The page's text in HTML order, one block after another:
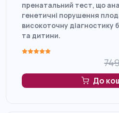
пренатальний тест, що
генетичні порушення
високоточну діагностику
та дитини.
До